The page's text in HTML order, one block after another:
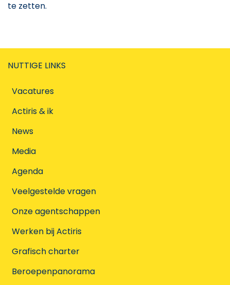
te zetten.
NUTTIGE LINKS
Vacatures
Actiris & ik
News
Media
Agenda
Veelgestelde vragen
Onze agentschappen
Werken bij Actiris
Grafisch charter
Beroepenpanorama